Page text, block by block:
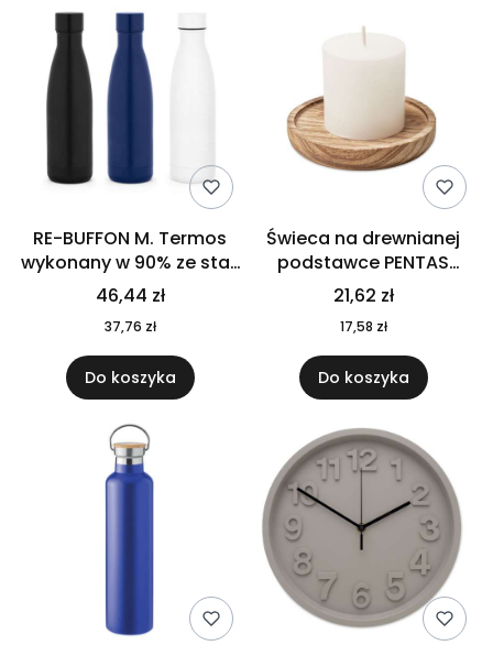
RE-BUFFON M. Termos
wykonany w 90% ze stali
nierdzewnej
pochodzącej z
recyklingu 520 ml 94294
46,44 zł
37,76 zł
Do koszyka
Świeca na drewnianej
podstawce PENTAS
MO6282-40
21,62 zł
17,58 zł
Do koszyka